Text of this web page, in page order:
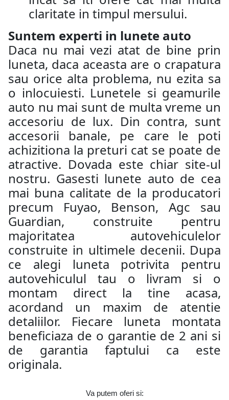
claritate in timpul mersului.
Suntem experti in lunete auto
Daca nu mai vezi atat de bine prin
luneta, daca aceasta are o crapatura
sau orice alta problema, nu ezita sa
o inlocuiesti. Lunetele si geamurile
auto nu mai sunt de multa vreme un
accesoriu de lux. Din contra, sunt
accesorii banale, pe care le poti
achizitiona la preturi cat se poate de
atractive. Dovada este chiar site-ul
nostru. Gasesti lunete auto de cea
mai buna calitate de la producatori
precum Fuyao, Benson, Agc sau
Guardian, construite pentru
majoritatea autovehiculelor
construite in ultimele decenii. Dupa
ce alegi luneta potrivita pentru
autovehiculul tau o livram si o
montam direct la tine acasa,
acordand un maxim de atentie
detaliilor. Fiecare luneta montata
beneficiaza de o garantie de 2 ani si
de garantia faptului ca este
originala.
Va putem oferi si: